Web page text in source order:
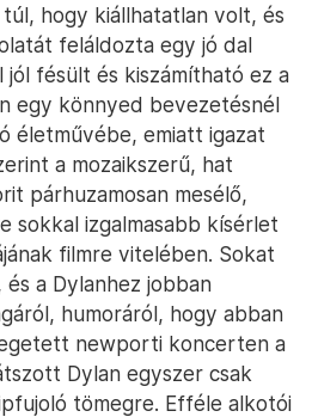
hogy kiállhatatlan volt, és
feláldozta egy jó dal
fésült és kiszámítható ez a
egy könnyed bevezetésnél
életművébe, emiatt igazat
a mozaikszerű, hat
párhuzamosan mesélő,
sokkal izgalmasabb kísérlet
filmre vitelében. Sokat
a Dylanhez jobban
humoráról, hogy abban
newporti koncerten a
Dylan egyszer csak
tömegre. Efféle alkotói